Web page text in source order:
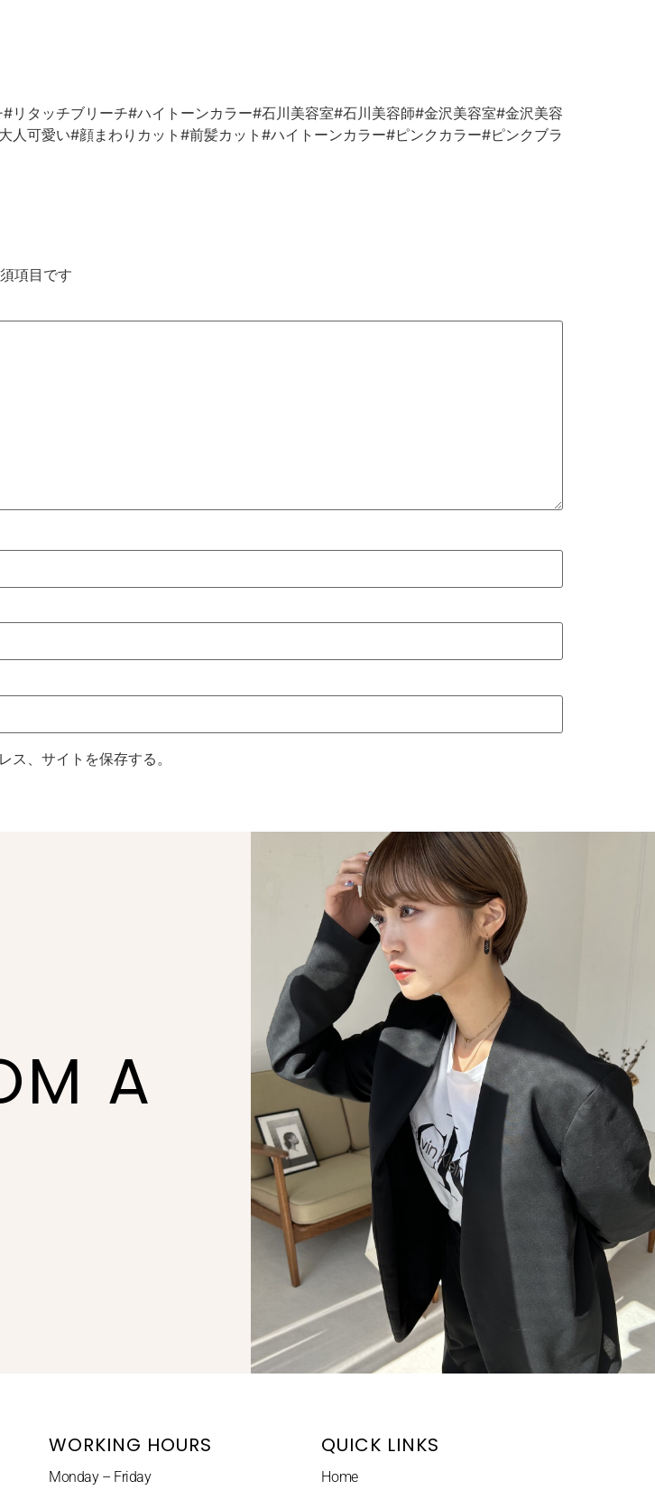
タッチブリーチ#ハイトーンカラー#石川美容室#石川美容師#金沢美容室#金沢美容
可愛い#顔まわりカット#前髪カット#ハイトーンカラー#ピンクカラー#ピンクブラ
項目です
、サイトを保存する。
A
WORKING HOURS
Monday – Friday
QUICK LINKS
Home